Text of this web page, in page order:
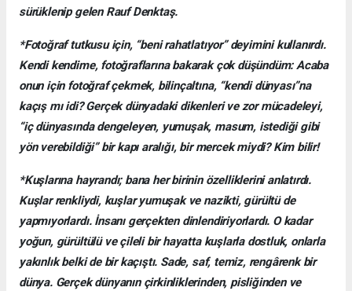
sürüklenip gelen Rauf Denktaş.
*Fotoğraf tutkusu için, “beni rahatlatıyor” deyimini kullanırdı.
Kendi kendime, fotoğraflarına bakarak çok düşündüm: Acaba
onun için fotoğraf çekmek, bilinçaltına, “kendi dünyası”na
kaçış mı idi? Gerçek dünyadaki dikenleri ve zor mücadeleyi,
“iç dünyasında dengeleyen, yumuşak, masum, istediği gibi
yön verebildiği” bir kapı aralığı, bir mercek miydi? Kim bilir!
*Kuşlarına hayrandı; bana her birinin özelliklerini anlatırdı.
Kuşlar renkliydi, kuşlar yumuşak ve nazikti, gürültü de
yapmıyorlardı. İnsanı gerçekten dinlendiriyorlardı. O kadar
yoğun, gürültülü ve çileli bir hayatta kuşlarla dostluk, onlarla
yakınlık belki de bir kaçıştı. Sade, saf, temiz, rengârenk bir
dünya. Gerçek dünyanın çirkinliklerinden, pisliğinden ve